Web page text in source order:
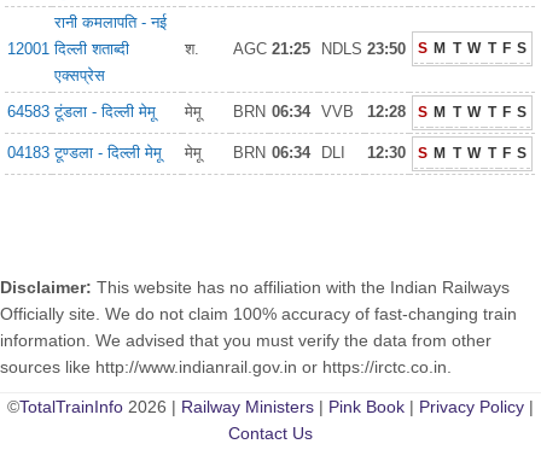
12001
रानी कमलापति - नई
दिल्ली शताब्दी
एक्सप्रेस
श. AGC 21:25 NDLS 23:50 S M T W T F S
64583 टूंडला - दिल्ली मेमू मेमू BRN 06:34 VVB 12:28 S M T W T F S
04183 टूण्डला - दिल्ली मेमू मेमू BRN 06:34 DLI 12:30 S M T W T F S
Disclaimer: This website has no affiliation with the Indian Railways
Officially site. We do not claim 100% accuracy of fast-changing train
information. We advised that you must verify the data from other
sources like http://www.indianrail.gov.in or https://irctc.co.in.
©TotalTrainInfo 2026 | Railway Ministers | Pink Book | Privacy Policy |
Contact Us